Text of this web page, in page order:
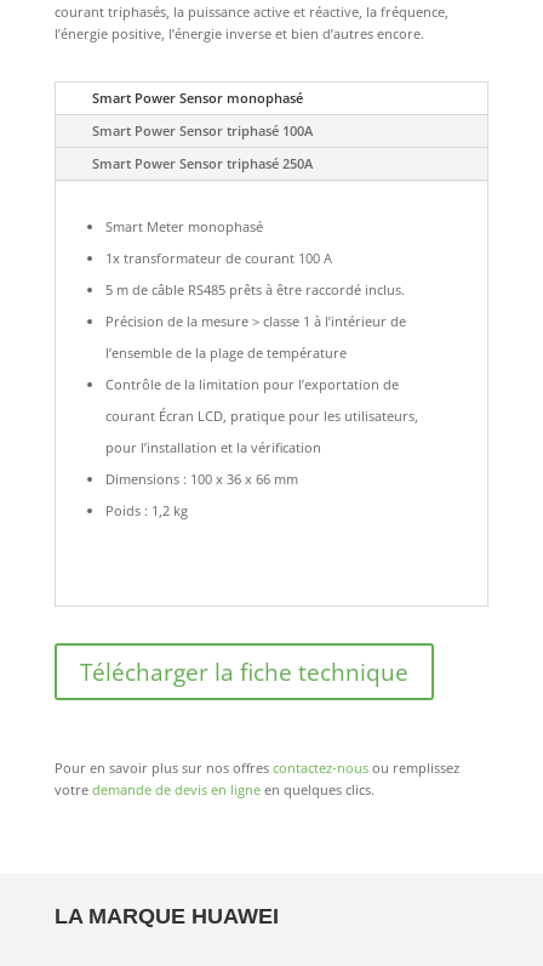
courant triphasés, la puissance active et réactive, la fréquence,
l’énergie positive, l’énergie inverse et bien d’autres encore.
Smart Power Sensor monophasé
Smart Power Sensor triphasé 100A
Smart Power Sensor triphasé 250A
Smart Meter monophasé
1x transformateur de courant 100 A
5 m de câble RS485 prêts à être raccordé inclus.
Précision de la mesure > classe 1 à l’intérieur de
l’ensemble de la plage de température
Contrôle de la limitation pour l’exportation de
courant Écran LCD, pratique pour les utilisateurs,
pour l’installation et la vérification
Dimensions : 100 x 36 x 66 mm
Poids : 1,2 kg
Télécharger la fiche technique
Pour en savoir plus sur nos offres contactez-nousou remplissez
votre demande de devis en ligne en quelques clics.
LA MARQUE HUAWEI